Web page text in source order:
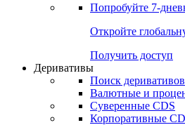
Попробуйте 7-
Откройте
Получить доступ
Деривативы
Поиск деривативов
Валютные и
Суверенные CDS
Корпоративные